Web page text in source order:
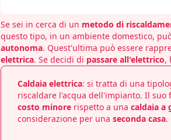
Se sei in cerca di un metodo di
questo tipo, in un ambiente domestico,
autonoma. Quest'ultima può essere
elettrica. Se decidi di passare all'elettrico,
Caldaia elettrica: si tratta di una
riscaldare l'acqua dell'impianto. Il
costo minorerispetto a una caldaia a
considerazione per una seconda casa.